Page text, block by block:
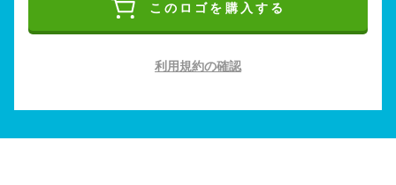
このロゴを購入する
利用規約の確認